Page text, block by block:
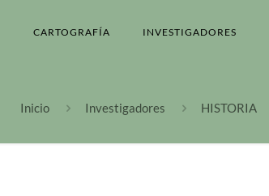
CARTOGRAFÍA INVESTIGADORES
Inicio Investigadores HISTORIA